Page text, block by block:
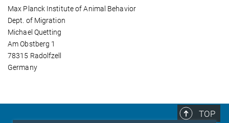
Max Planck Institute of Animal Behavior
Dept. of Migration
Michael Quetting
Am Obstberg 1
78315 Radolfzell
Germany
TOP